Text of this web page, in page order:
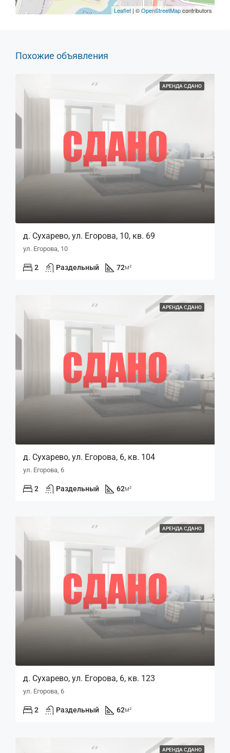
Leaflet | ©OpenStreetMapcontributors
Похожие объявления
АРЕНДА СДАНО
д. Сухарево, ул. Егорова, 10, кв. 69
ул. Егорова, 10
2 Раздельный 72м²
АРЕНДА СДАНО
д. Сухарево, ул. Егорова, 6, кв. 104
ул. Егорова, 6
2 Раздельный 62м²
АРЕНДА СДАНО
д. Сухарево, ул. Егорова, 6, кв. 123
ул. Егорова, 6
2 Раздельный 62м²
АРЕНДА СДАНО